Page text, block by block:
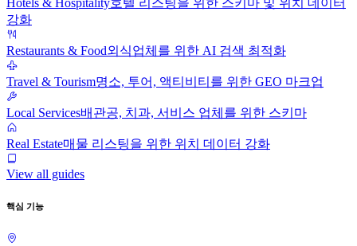
강화
Restaurants & Food외식업체를 위한 AI 검색 최적화
Travel & Tourism명소, 투어, 액티비티를 위한 GEO 마크업
Local Services배관공, 치과, 서비스 업체를 위한 스키마
Real Estate매물 리스팅을 위한 위치 데이터 강화
View all guides
핵심 기능